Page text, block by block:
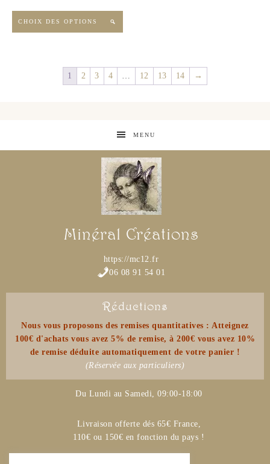
CHOIX DES OPTIONS 
1 2 3 4 12 13 14 →
MENU
Minéral Créations
https://mc12.fr
06 08 91 54 01
Réductions
Nous vous proposons des remises quantitatives : Atteignez
100€ d'achats vous avez 5% de remise, à 200€ vous avez 10%
de remise déduite automatiquement de votre panier !
(Réservée aux particuliers)
Du Lundi au Samedi, 09:00-18:00
Livraison offerte dés 65€ France,
110€ ou 150€ en fonction du pays !